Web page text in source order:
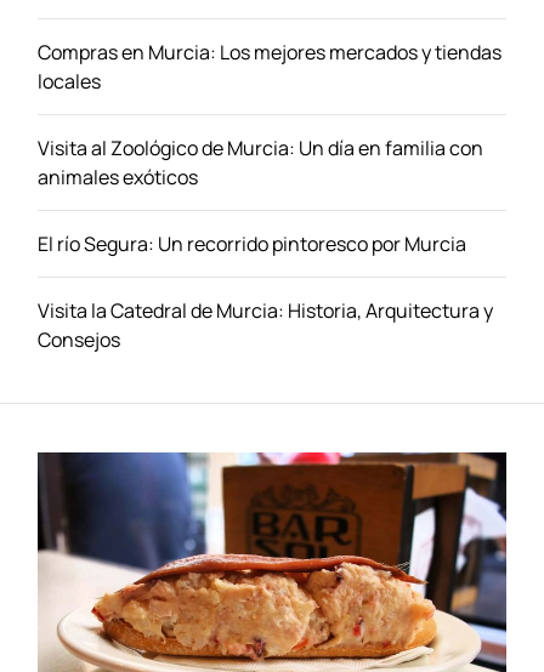
s
b
i
e
e
n
i
:
n
a
e
x
Compras en Murcia: Los mejores mercados y tiendas
locales
Visita al Zoológico de Murcia: Un día en familia con
animales exóticos
El río Segura: Un recorrido pintoresco por Murcia
Visita la Catedral de Murcia: Historia, Arquitectura y
Consejos